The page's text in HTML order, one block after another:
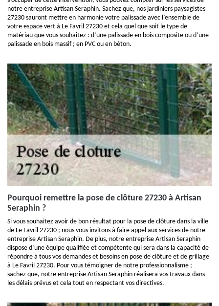
notre entreprise Artisan Seraphin. Sachez que, nos jardiniers paysagistes
27230 sauront mettre en harmonie votre palissade avec l’ensemble de
votre espace vert à Le Favril 27230 et cela quel que soit le type de
matériau que vous souhaitez : d’une palissade en bois composite ou d’une
palissade en bois massif ; en PVC ou en béton.
Pourquoi remettre la pose de clôture 27230 à Artisan
Seraphin ?
Si vous souhaitez avoir de bon résultat pour la pose de clôture dans la ville
de Le Favril 27230 ; nous vous invitons à faire appel aux services de notre
entreprise Artisan Seraphin. De plus, notre entreprise Artisan Seraphin
dispose d’une équipe qualifiée et compétente qui sera dans la capacité de
répondre à tous vos demandes et besoins en pose de clôture et de grillage
à Le Favril 27230. Pour vous témoigner de notre professionnalisme ;
sachez que, notre entreprise Artisan Seraphin réalisera vos travaux dans
les délais prévus et cela tout en respectant vos directives.